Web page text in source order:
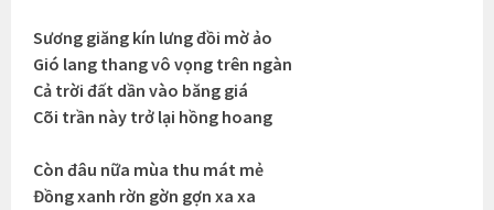
Sương giăng kín lưng đồi mờ ảo
Gió lang thang vô vọng trên ngàn
Cả trời đất dần vào băng giá
Cõi trần này trở lại hồng hoang
Còn đâu nữa mùa thu mát mẻ
Đồng xanh rờn gờn gợn xa xa